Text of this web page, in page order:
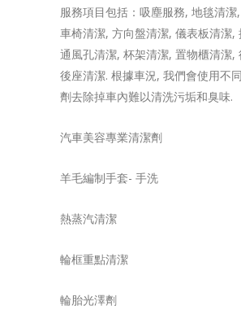
服務項目包括：吸塵服務, 地毯清潔
車椅清潔, 方向盤清潔, 儀表板清潔,
通風孔清潔, 杯架清潔, 置物櫃清潔,
後座清潔. 根據車況, 我們會使用不
劑去除掉車內難以清洗污垢和臭味.
汽車美容專業清潔劑
羊毛編制手套- 手洗
熱蒸汽清潔
輪框重點清潔
輪胎光澤劑